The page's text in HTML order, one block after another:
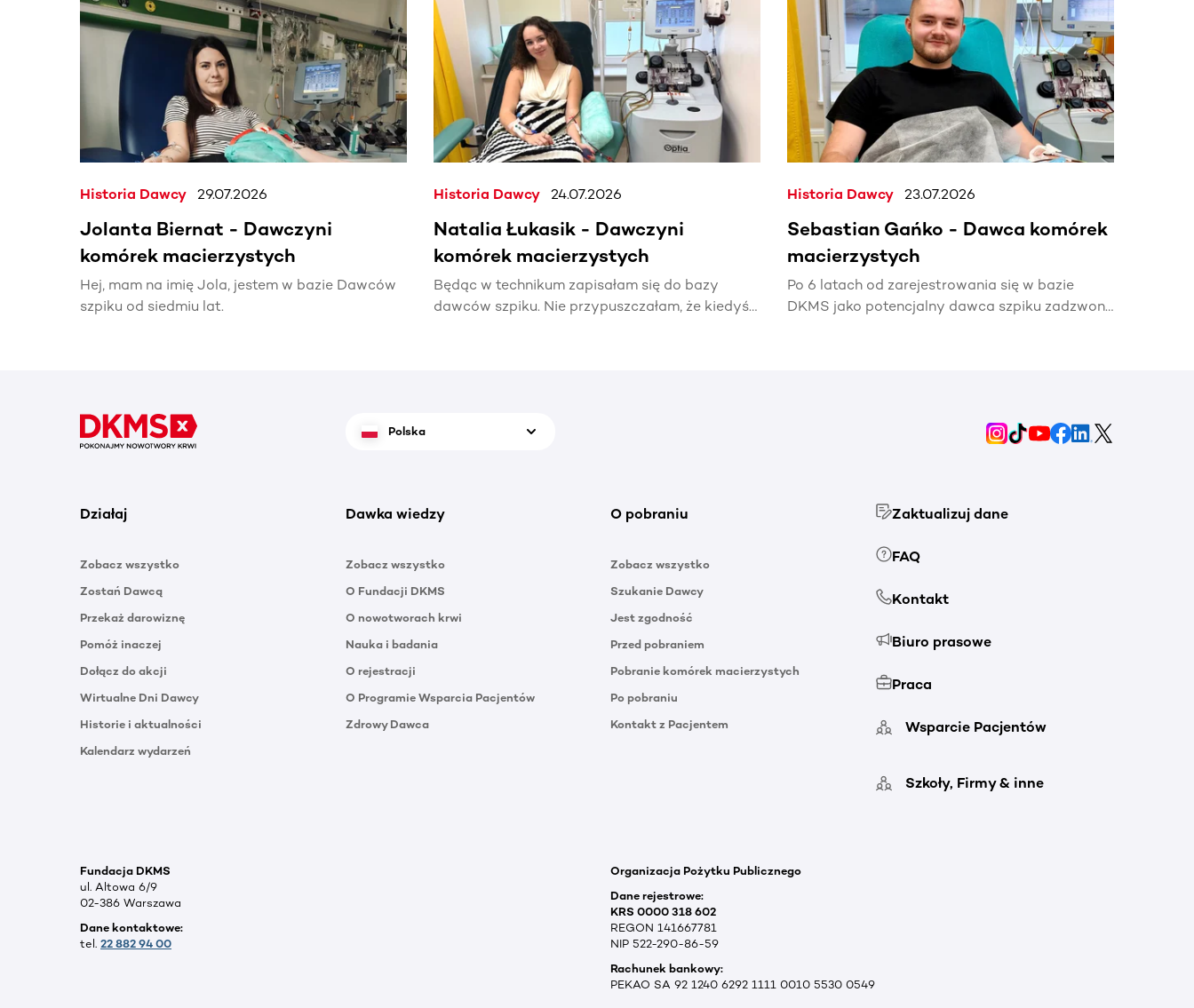
Historia Dawcy 29.07.2026
Jolanta Biernat - Dawczyni
komórek macierzystych
Hej, mam na imię Jola, jestem w bazie Dawców
szpiku od siedmiu lat.
Historia Dawcy 24.07.2026
Natalia Łukasik - Dawczyni
komórek macierzystych
Będąc w technikum zapisałam się do bazy
dawców szpiku. Nie przypuszczałam, że kiedyś
Historia Dawcy 23.07.2026
Sebastian Gańko - Dawca komórek
macierzystych
Po 6 latach od zarejestrowania się w bazie
DKMS jako potencjalny dawca szpiku zadzwonił
Polska
Działaj
Zobacz wszystko
Zostań Dawcą
Przekaż darowiznę
Pomóż inaczej
Dołącz do akcji
Wirtualne Dni Dawcy
Historie i aktualności
Kalendarz wydarzeń
Dawka wiedzy
Zobacz wszystko
O Fundacji DKMS
O nowotworach krwi
Nauka i badania
O rejestracji
O Programie Wsparcia Pacjentów
Zdrowy Dawca
O pobraniu
Zobacz wszystko
Szukanie Dawcy
Jest zgodność
Przed pobraniem
Pobranie komórek macierzystych
Po pobraniu
Kontakt z Pacjentem
Zaktualizuj dane
FAQ
Kontakt
Biuro prasowe
Praca
Wsparcie Pacjentów
Szkoły, Firmy & inne
Fundacja DKMS
ul. Altowa 6/9
02-386 Warszawa
Dane kontaktowe:
tel. 22 882 94 00
Organizacja Pożytku Publicznego
Dane rejestrowe:
KRS 0000 318 602
REGON 141667781
NIP 522-290-86-59
Rachunek bankowy:
PEKAO SA 92 1240 6292 1111 0010 5530 0549